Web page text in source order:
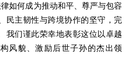
如何成为推动和平、尊严与包容
民主韧性与跨境协作的坚守，完
我们谨此荣幸地表彰这位以卓越
风貌、激励后世子孙的杰出领